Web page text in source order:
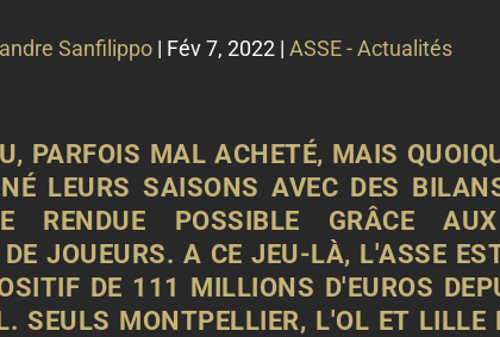
Sanfilippo | Fév 7, 2022 | ASSE - Actualités
PARFOIS MAL ACHETÉ, MAIS
LEURS SAISONS AVEC DES
RENDUE POSSIBLE GRÂCE
JOUEURS. A CE JEU-LÀ, L'ASSE
DE 111 MILLIONS D'EUROS
. SEULS MONTPELLIER, L'OL ET LILLE